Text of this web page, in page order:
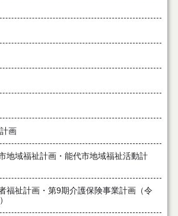
画
地域福祉計画・能代市地域福祉活動計
福祉計画・第9期介護保険事業計画（令